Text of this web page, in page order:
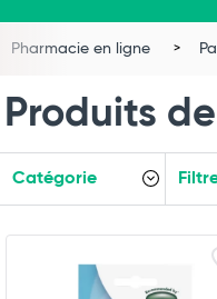
Pharmacie en ligne
Produits
Catégorie